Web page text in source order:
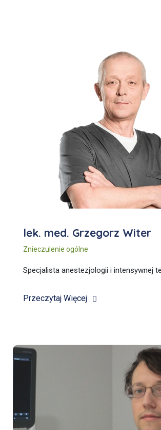
lek. med. Grzegorz Witer
Znieczulenie ogólne
Specjalista anestezjologii i intensywnej
Przeczytaj Więcej